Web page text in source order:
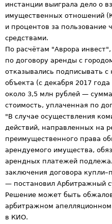
инстанции выиграла дело о
имущественных отношений
и процентов за
средствами.
По расчётам "Аврора
по договору аренды с
отказывались подписывать
объекта (с декабря 2017
около 3,5 млн рублей —
стоимость, уплаченная по
"В случае осуществления
действий, направленных на
преимущественного права
арендуемого имущества,
арендных платежей
заключения договора
— постановил Арбитражный
Решение может быть
арбитражном
в КИО.